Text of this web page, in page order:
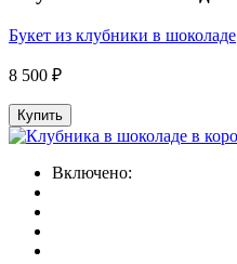
Букет из клубники в шоколаде
8 500 ₽
Купить
Включено: